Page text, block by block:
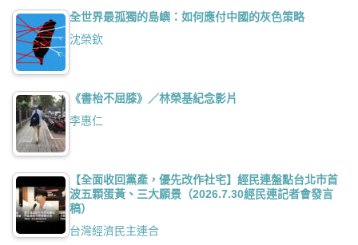
全世界最孤獨的島嶼：如何應付中國的灰色策略
沈榮欽
《書枱不屈膝》／林榮基紀念影片
李惠仁
【全面收回黨產，優先改作社宅】經民連盤點台北市首
波五顆蛋黃、三大願景（2026.7.30經民連記者會發言
稿）
台灣經濟民主連合